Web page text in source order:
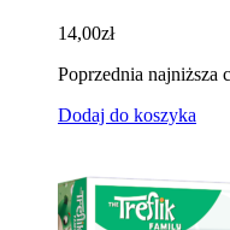
14,00zł
Poprzednia najniższa
Dodaj do koszyka